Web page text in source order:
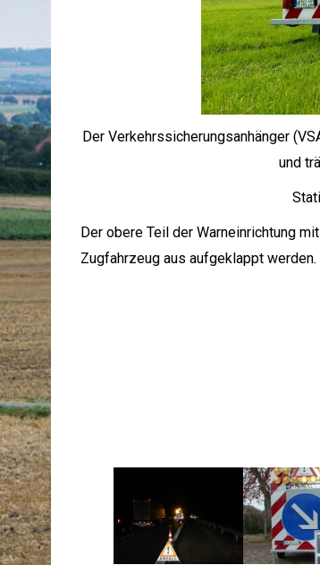
Der Verkehrssicherungsanhänger
und
Der obere Teil der Warneinrichtung
Zugfahrzeug aus aufgeklappt